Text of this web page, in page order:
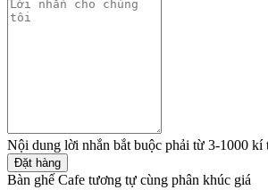
Nội dung lời nhắn bắt buộc phải từ 3-1000 kí
Đặt hàng
Bàn ghế Cafe tương tự cùng phân khúc giá